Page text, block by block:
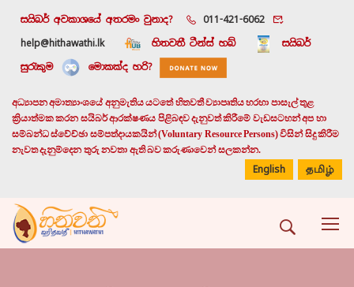
සයිබර් අවකාශයේ අතරමං වුනාද?
011-421-6062
help@hithawathi.lk
හිතවතී ටීන්ස් හබ්
සයිබර්
සුරැකුම
මොකක්ද හරි?
අධ්‍යාපන අමාත්‍යාංශයේ අනුමැතිය යටතේ හිතවතී ව්‍යාපෘතිය හරහා පාසැල් තුළ
ක්‍රියාත්මක කරන සයිබර් ආරක්ෂණය පිළිබඳව දැනුවත් කිරීමේ වැඩසටහන් අප හා
සම්බන්ධ ස්වේච්ඡා සම්පත්දායකයින් (Voluntary Resource Persons) විසින් සිදු කිරීම
නැවත දැනුම්දෙන තුරු නවතා ඇති බව කරුණාවෙන් සලකන්න.
English தமிழ்